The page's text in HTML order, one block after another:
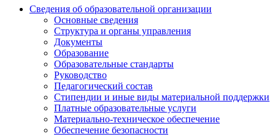
Сведения об образовательной организации
Основные сведения
Структура и органы управления
Документы
Образование
Образовательные стандарты
Руководство
Педагогический состав
Стипендии и иные виды материальной поддержки
Платные образовательные услуги
Материально-техническое обеспечение
Обеспечение безопасности